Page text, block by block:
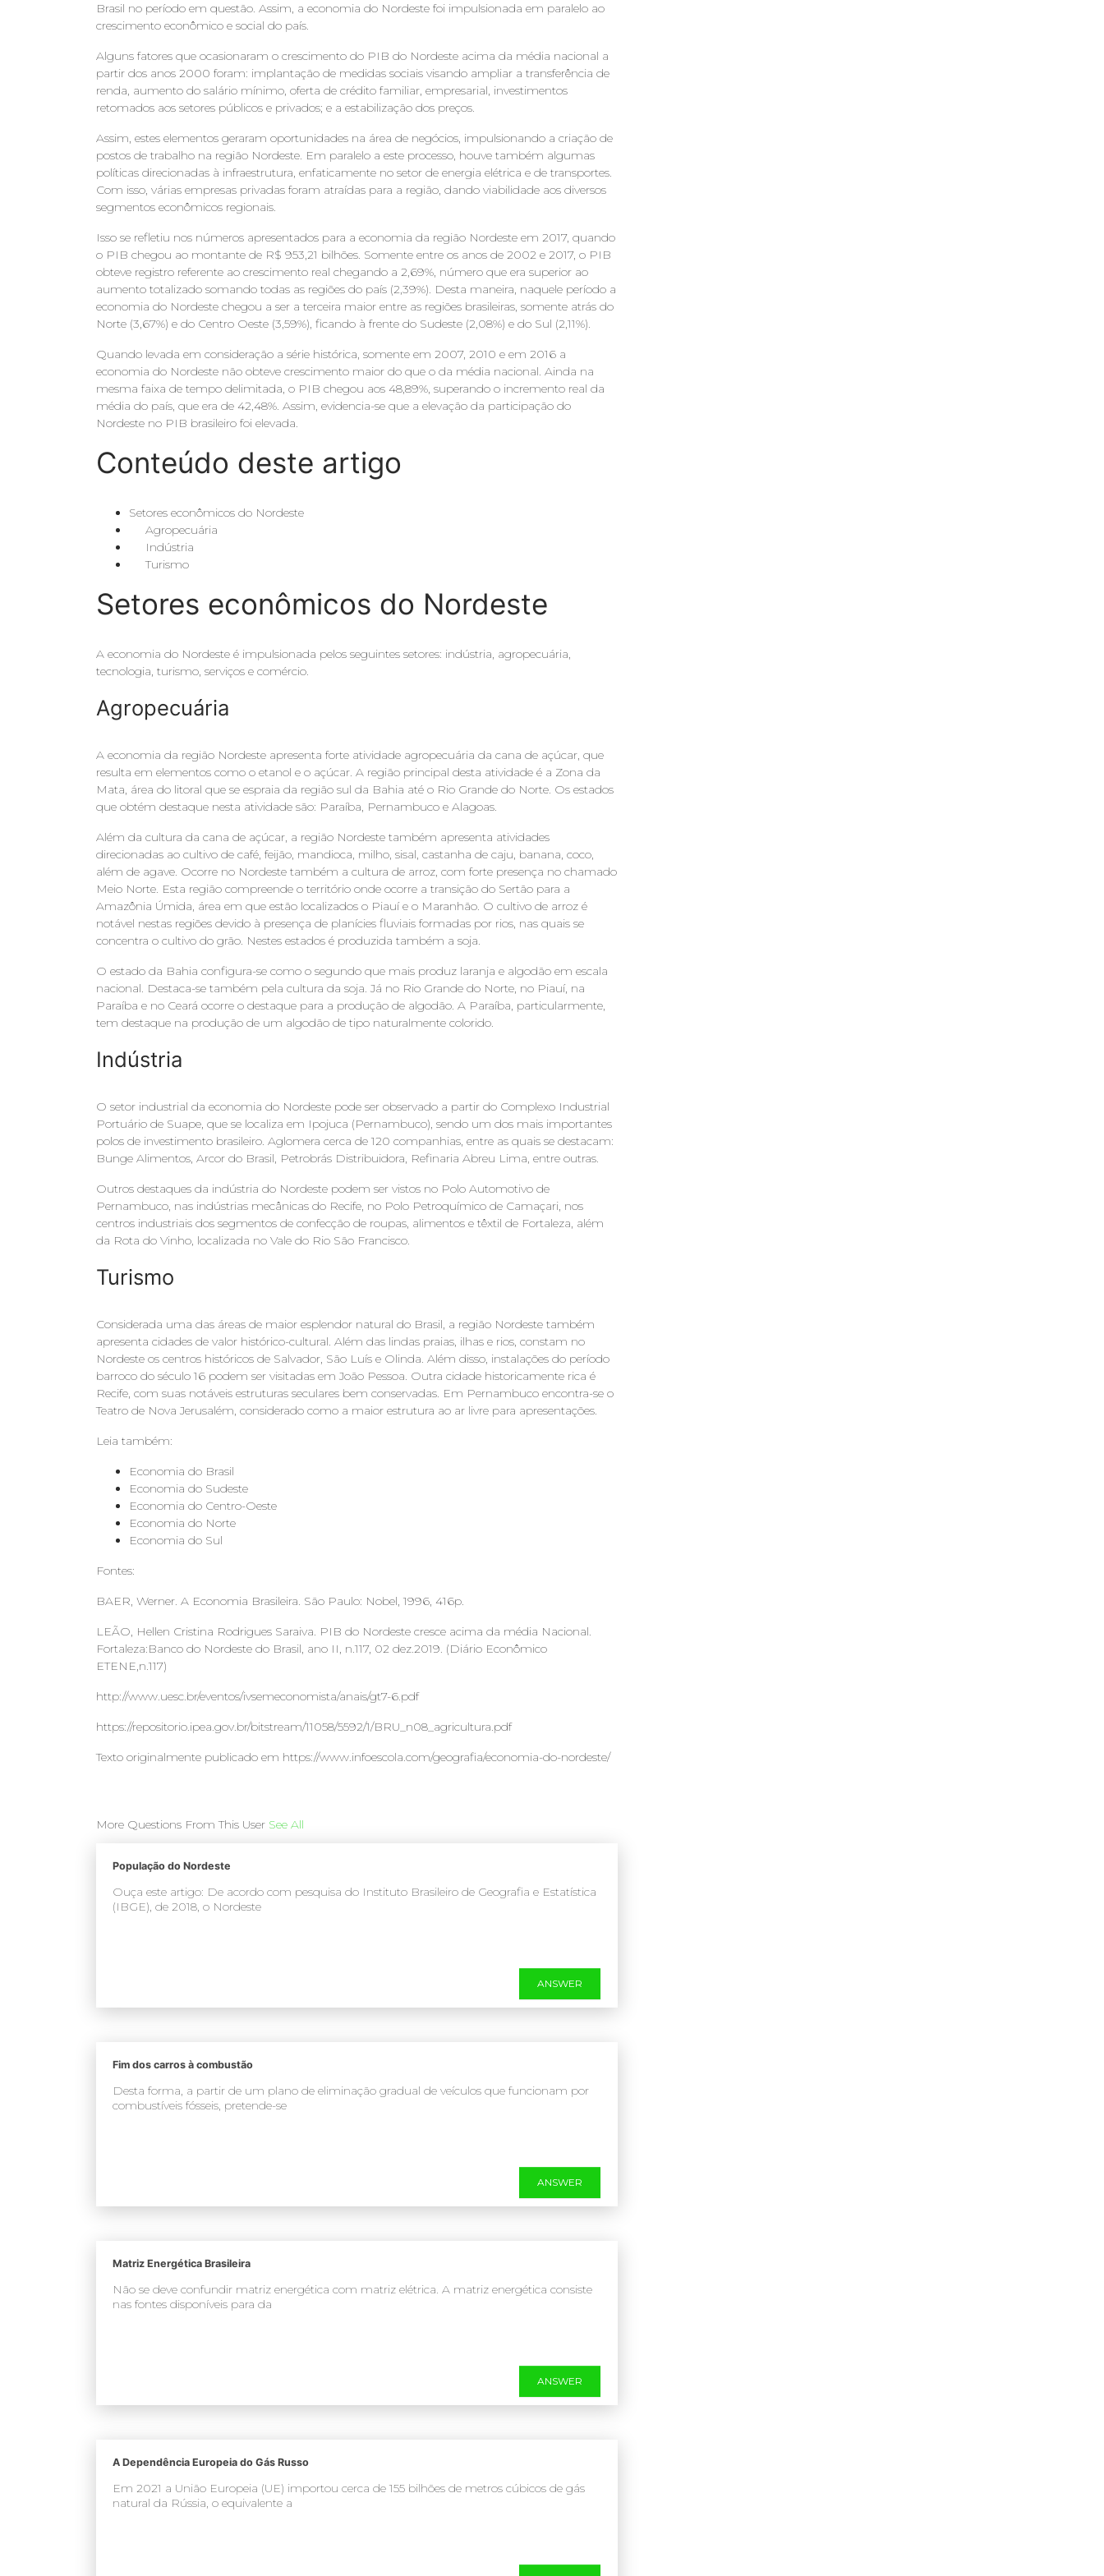
Brasil no período em questão. Assim, a economia do Nordeste foi impulsionada em paralelo ao
crescimento econômico e social do país.
Alguns fatores que ocasionaram o crescimento do PIB do Nordeste acima da média nacional a
partir dos anos 2000 foram: implantação de medidas sociais visando ampliar a transferência de
renda, aumento do salário mínimo, oferta de crédito familiar, empresarial, investimentos
retomados aos setores públicos e privados; e a estabilização dos preços.
Assim, estes elementos geraram oportunidades na área de negócios, impulsionando a criação de
postos de trabalho na região Nordeste. Em paralelo a este processo, houve também algumas
políticas direcionadas à infraestrutura, enfaticamente no setor de energia elétrica e de transportes.
Com isso, várias empresas privadas foram atraídas para a região, dando viabilidade aos diversos
segmentos econômicos regionais.
Isso se refletiu nos números apresentados para a economia da região Nordeste em 2017, quando
o PIB chegou ao montante de R$ 953,21 bilhões. Somente entre os anos de 2002 e 2017, o PIB
obteve registro referente ao crescimento real chegando a 2,69%, número que era superior ao
aumento totalizado somando todas as regiões do país (2,39%). Desta maneira, naquele período a
economia do Nordeste chegou a ser a terceira maior entre as regiões brasileiras, somente atrás do
Norte (3,67%) e do Centro Oeste (3,59%), ficando à frente do Sudeste (2,08%) e do Sul (2,11%).
Quando levada em consideração a série histórica, somente em 2007, 2010 e em 2016 a
economia do Nordeste não obteve crescimento maior do que o da média nacional. Ainda na
mesma faixa de tempo delimitada, o PIB chegou aos 48,89%, superando o incremento real da
média do país, que era de 42,48%. Assim, evidencia-se que a elevação da participação do
Nordeste no PIB brasileiro foi elevada.
Conteúdo deste artigo
Setores econômicos do Nordeste
Agropecuária
Indústria
Turismo
Setores econômicos do Nordeste
A economia do Nordeste é impulsionada pelos seguintes setores: indústria, agropecuária,
tecnologia, turismo, serviços e comércio.
Agropecuária
A economia da região Nordeste apresenta forte atividade agropecuária da cana de açúcar, que
resulta em elementos como o etanol e o açúcar. A região principal desta atividade é a Zona da
Mata, área do litoral que se espraia da região sul da Bahia até o Rio Grande do Norte. Os estados
que obtém destaque nesta atividade são: Paraíba, Pernambuco e Alagoas.
Além da cultura da cana de açúcar, a região Nordeste também apresenta atividades
direcionadas ao cultivo de café, feijão, mandioca, milho, sisal, castanha de caju, banana, coco,
além de agave. Ocorre no Nordeste também a cultura de arroz, com forte presença no chamado
Meio Norte. Esta região compreende o território onde ocorre a transição do Sertão para a
Amazônia Úmida, área em que estão localizados o Piauí e o Maranhão. O cultivo de arroz é
notável nestas regiões devido à presença de planícies fluviais formadas por rios, nas quais se
concentra o cultivo do grão. Nestes estados é produzida também a soja.
O estado da Bahia configura-se como o segundo que mais produz laranja e algodão em escala
nacional. Destaca-se também pela cultura da soja. Já no Rio Grande do Norte, no Piauí, na
Paraíba e no Ceará ocorre o destaque para a produção de algodão. A Paraíba, particularmente,
tem destaque na produção de um algodão de tipo naturalmente colorido.
Indústria
O setor industrial da economia do Nordeste pode ser observado a partir do Complexo Industrial
Portuário de Suape, que se localiza em Ipojuca (Pernambuco), sendo um dos mais importantes
polos de investimento brasileiro. Aglomera cerca de 120 companhias, entre as quais se destacam:
Bunge Alimentos, Arcor do Brasil, Petrobrás Distribuidora, Refinaria Abreu Lima, entre outras.
Outros destaques da indústria do Nordeste podem ser vistos no Polo Automotivo de
Pernambuco, nas indústrias mecânicas do Recife, no Polo Petroquímico de Camaçari, nos
centros industriais dos segmentos de confecção de roupas, alimentos e têxtil de Fortaleza, além
da Rota do Vinho, localizada no Vale do Rio São Francisco.
Turismo
Considerada uma das áreas de maior esplendor natural do Brasil, a região Nordeste também
apresenta cidades de valor histórico-cultural. Além das lindas praias, ilhas e rios, constam no
Nordeste os centros históricos de Salvador, São Luís e Olinda. Além disso, instalações do período
barroco do século 16 podem ser visitadas em João Pessoa. Outra cidade historicamente rica é
Recife, com suas notáveis estruturas seculares bem conservadas. Em Pernambuco encontra-se o
Teatro de Nova Jerusalém, considerado como a maior estrutura ao ar livre para apresentações.
Leia também:
Economia do Brasil
Economia do Sudeste
Economia do Centro-Oeste
Economia do Norte
Economia do Sul
Fontes:
BAER, Werner. A Economia Brasileira. São Paulo: Nobel, 1996, 416p.
LEÃO, Hellen Cristina Rodrigues Saraiva. PIB do Nordeste cresce acima da média Nacional.
Fortaleza:Banco do Nordeste do Brasil, ano II, n.117, 02 dez.2019. (Diário Econômico
ETENE,n.117)
http://www.uesc.br/eventos/ivsemeconomista/anais/gt7-6.pdf
https://repositorio.ipea.gov.br/bitstream/11058/5592/1/BRU_n08_agricultura.pdf
Texto originalmente publicado em https://www.infoescola.com/geografia/economia-do-nordeste/
More Questions From This User See All
População do Nordeste
Ouça este artigo: De acordo com pesquisa do Instituto Brasileiro de Geografia e Estatística
(IBGE), de 2018, o Nordeste
ANSWER
Fim dos carros à combustão
Desta forma, a partir de um plano de eliminação gradual de veículos que funcionam por
combustíveis fósseis, pretende-se
ANSWER
Matriz Energética Brasileira
Não se deve confundir matriz energética com matriz elétrica. A matriz energética consiste
nas fontes disponíveis para da
ANSWER
A Dependência Europeia do Gás Russo
Em 2021 a União Europeia (UE) importou cerca de 155 bilhões de metros cúbicos de gás
natural da Rússia, o equivalente a